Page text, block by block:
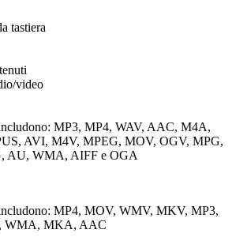
tastiera
video
MP3, MP4, WAV, AAC, M4A,
AVI, M4V, MPEG, MOV, OGV, MPG,
AU, WMA, AIFF e OGA
MP4, MOV, WMV, MKV, MP3,
WMA, MKA, AAC